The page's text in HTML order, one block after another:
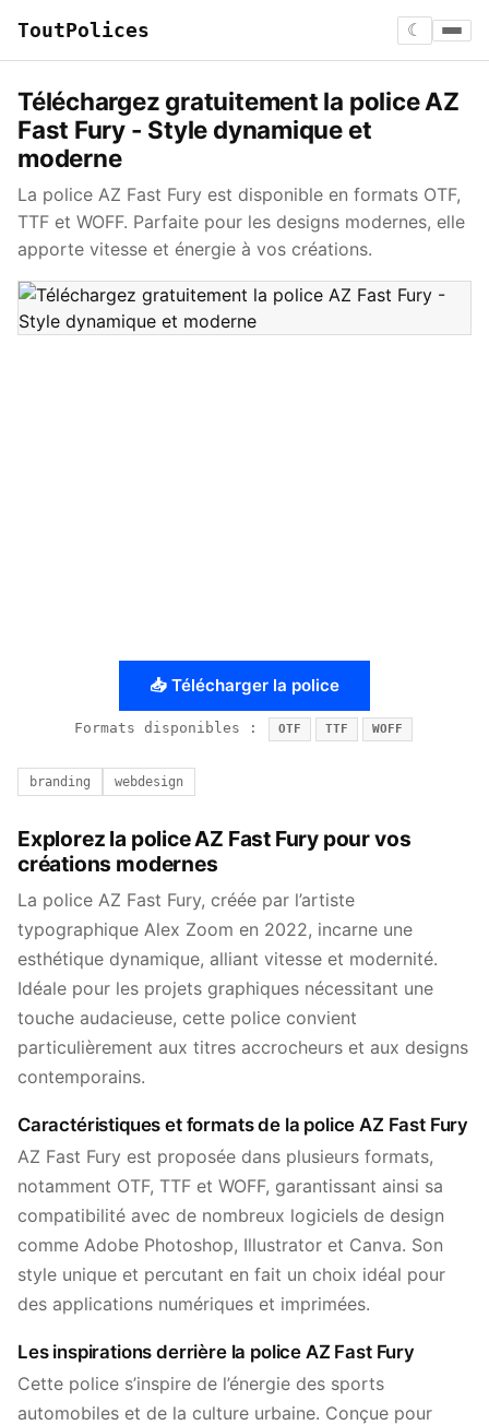
ToutPolices ☾
Téléchargez gratuitement la police AZ
Fast Fury - Style dynamique et
moderne
La police AZ Fast Fury est disponible en formats OTF,
TTF et WOFF. Parfaite pour les designs modernes, elle
apporte vitesse et énergie à vos créations.
📥 Télécharger la police
Formats disponibles : OTF TTF WOFF
branding webdesign
Explorez la police AZ Fast Fury pour vos
créations modernes
La police AZ Fast Fury, créée par l’artiste
typographique Alex Zoom en 2022, incarne une
esthétique dynamique, alliant vitesse et modernité.
Idéale pour les projets graphiques nécessitant une
touche audacieuse, cette police convient
particulièrement aux titres accrocheurs et aux designs
contemporains.
Caractéristiques et formats de la police AZ Fast Fury
AZ Fast Fury est proposée dans plusieurs formats,
notamment OTF, TTF et WOFF, garantissant ainsi sa
compatibilité avec de nombreux logiciels de design
comme Adobe Photoshop, Illustrator et Canva. Son
style unique et percutant en fait un choix idéal pour
des applications numériques et imprimées.
Les inspirations derrière la police AZ Fast Fury
Cette police s’inspire de l’énergie des sports
automobiles et de la culture urbaine. Conçue pour